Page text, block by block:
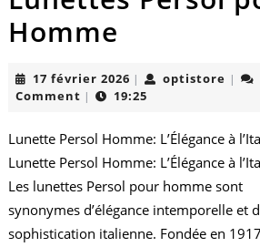
Homme
l’Élégance
Masculine
avec
les
Lunettes
Persol
17 février 2026 17
février
| optistore |
Comment | 19:25
Lunette Persol Homme: L’Élégance à
Lunette Persol Homme: L’Élégance à
Les lunettes Persol pour homme sont
synonymes d’élégance intemporelle et
sophistication italienne. Fondée en